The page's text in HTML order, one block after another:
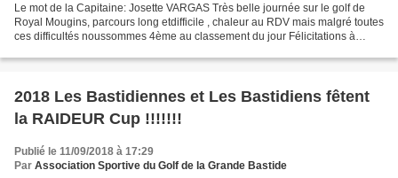
Le mot de la Capitaine: Josette VARGAS Très belle journée sur le golf de
Royal Mougins, parcours long etdifficile , chaleur au RDV mais malgré toutes
ces difficultés noussommes 4ème au classement du jour Félicitations à
2018 Les Bastidiennes et Les Bastidiens fêtent
la RAIDEUR Cup !!!!!!!
Publié le 11/09/2018 à 17:29
Par Association Sportive du Golf de la Grande Bastide